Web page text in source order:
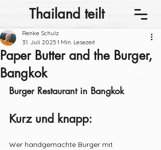
Thailand teilt
Paper Butter and the Burger,
Bangkok
Renke Schulz
31. Juli 2025 1 Min. Lesezeit
Burger Restaurant in Bangkok
Kurz und knapp:
Wer handgemachte Burger mit